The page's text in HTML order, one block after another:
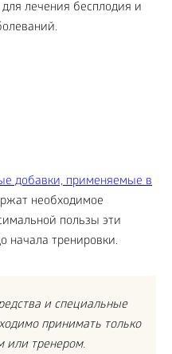
лечения бесплодия и
добавки, применяемые в
необходимое
пользы эти
начала тренировки.
и специальные
принимать только
или тренером.